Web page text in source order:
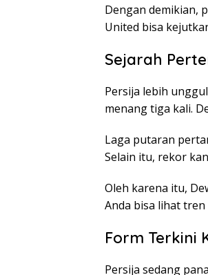
Dengan demikian,
United bisa
Sejarah
Persija lebih
menang tiga kali.
Laga putaran
Selain itu, rekor
Oleh karena itu,
Anda bisa lihat
Form Terkini
Persija sedang